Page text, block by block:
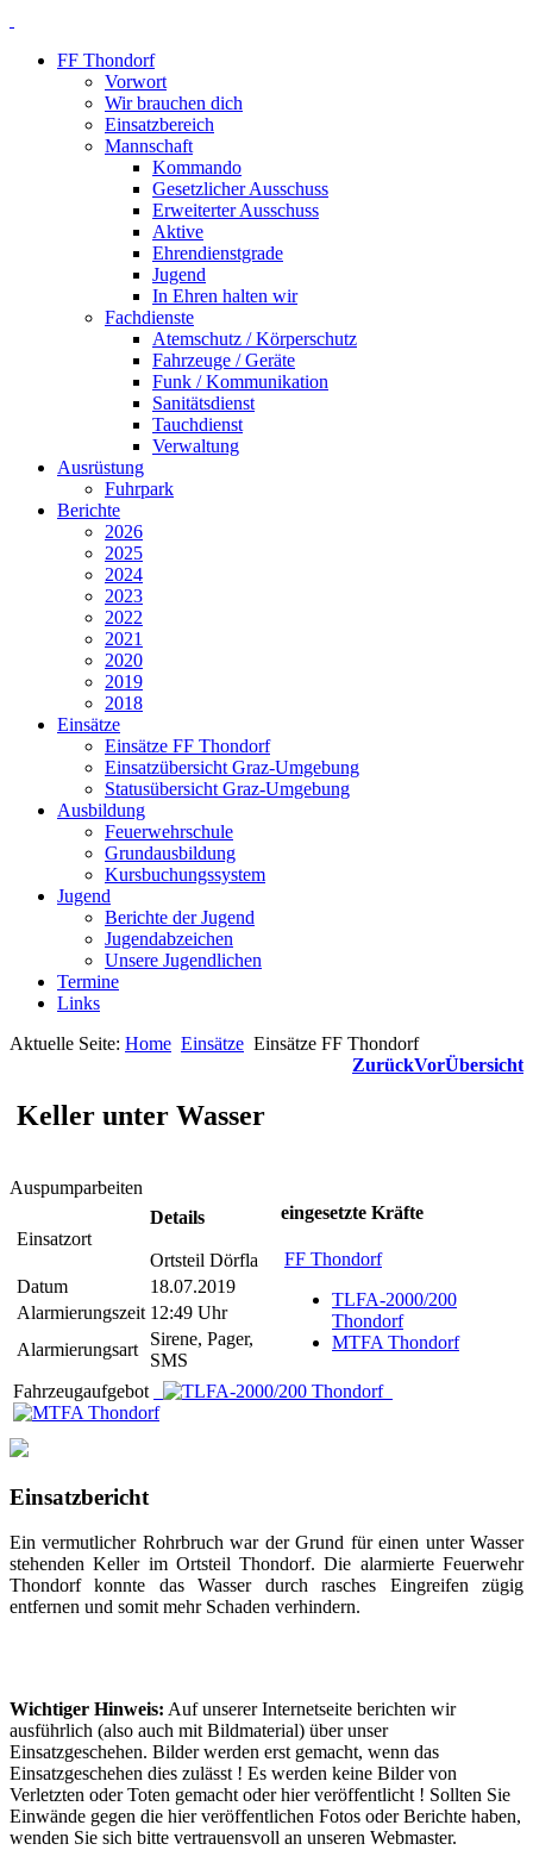
FF Thondorf
Vorwort
Wir brauchen dich
Einsatzbereich
Mannschaft
Kommando
Gesetzlicher Ausschuss
Erweiterter Ausschuss
Aktive
Ehrendienstgrade
Jugend
In Ehren halten wir
Fachdienste
Atemschutz / Körperschutz
Fahrzeuge / Geräte
Funk / Kommunikation
Sanitätsdienst
Tauchdienst
Verwaltung
Ausrüstung
Fuhrpark
Berichte
2026
2025
2024
2023
2022
2021
2020
2019
2018
Einsätze
Einsätze FF Thondorf
Einsatzübersicht Graz-Umgebung
Statusübersicht Graz-Umgebung
Ausbildung
Feuerwehrschule
Grundausbildung
Kursbuchungssystem
Jugend
Berichte der Jugend
Jugendabzeichen
Unsere Jugendlichen
Termine
Links
Aktuelle Seite: Home Einsätze Einsätze FF Thondorf
ZurückVorÜbersicht
Keller unter Wasser
Auspumparbeiten
Einsatzort
Details
Ortsteil Dörfla
Datum
18.07.2019
Alarmierungszeit 12:49 Uhr
Alarmierungsart
Sirene, Pager,
SMS
eingesetzte Kräfte
FF Thondorf
TLFA-2000/200
Thondorf
MTFA Thondorf
Fahrzeugaufgebot
Einsatzbericht
Ein vermutlicher Rohrbruch war der Grund für einen unter Wasser
stehenden Keller im Ortsteil Thondorf. Die alarmierte Feuerwehr
Thondorf konnte das Wasser durch rasches Eingreifen zügig
entfernen und somit mehr Schaden verhindern.
Wichtiger Hinweis: Auf unserer Internetseite berichten wir
ausführlich (also auch mit Bildmaterial) über unser
Einsatzgeschehen. Bilder werden erst gemacht, wenn das
Einsatzgeschehen dies zulässt ! Es werden keine Bilder von
Verletzten oder Toten gemacht oder hier veröffentlicht ! Sollten Sie
Einwände gegen die hier veröffentlichen Fotos oder Berichte haben,
wenden Sie sich bitte vertrauensvoll an unseren Webmaster.